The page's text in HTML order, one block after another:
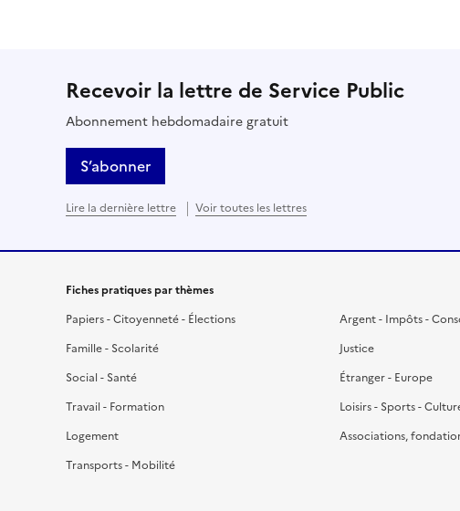
Recevoir la lettre de Service Public
Abonnement hebdomadaire gratuit
S’abonner
Lire la dernière lettre Voir toutes les lettres
Fiches pratiques par thèmes
Papiers - Citoyenneté - Élections
Famille - Scolarité
Social - Santé
Travail - Formation
Logement
Transports - Mobilité
Argent - Impôts -
Justice
Étranger - Europe
Loisirs - Sports -
Associations,